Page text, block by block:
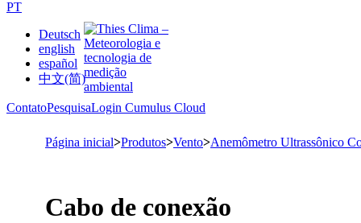
PT
Deutsch
english
español
中文(简)
ContatoPesquisaLogin Cumulus Cloud
Página inicial>Produtos>Vento>Anemômetro Ultrassônico
Cabo de conexão